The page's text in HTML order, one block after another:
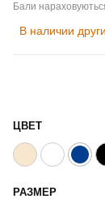
Бали
В наличии
ЦВЕТ
РАЗМЕР